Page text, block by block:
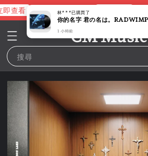
查看 進擊的巨人片頭曲
CM Music
搜尋
林***已購買了
1 小時前